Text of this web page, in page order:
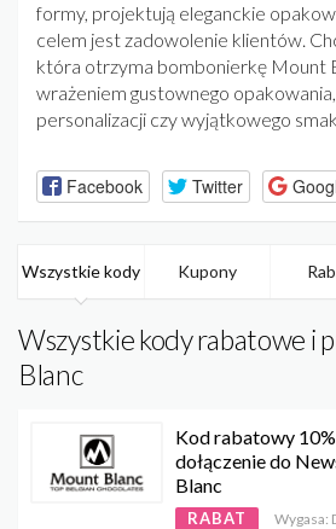
formy, projektują eleganckie
celem jest zadowolenie klientów.
która otrzyma bombonierkę Mount
wrażeniem gustownego
personalizacji czy wyjątkowego
Facebook Twitter
Wszystkie kody Kupony
Wszystkie kody rabatowe i
Blanc
Kod rabatowy
dołączenie do
Blanc
RABAT Wygasa: